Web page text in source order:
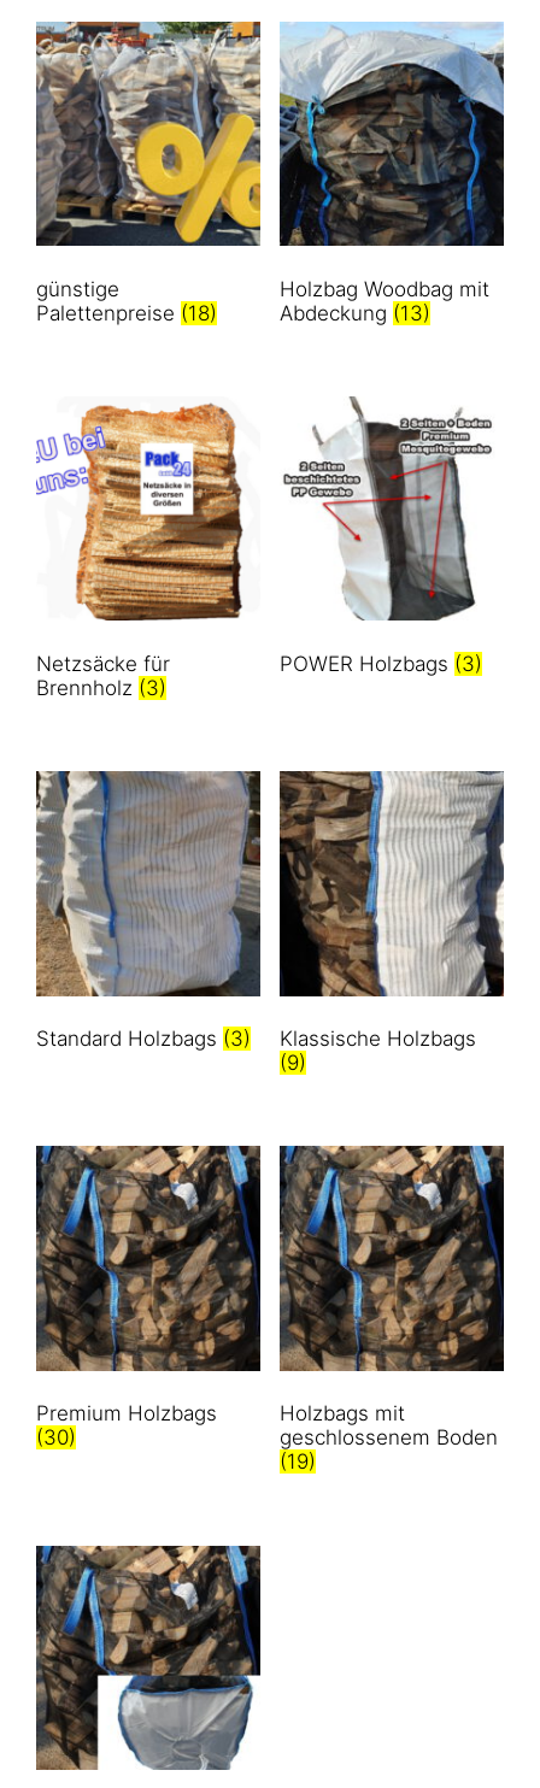
günstige
Palettenpreise (18)
Holzbag Woodbag mit
Abdeckung (13)
Netzsäcke für
Brennholz (3)
POWER Holzbags (3)
Standard Holzbags (3)
Klassische Holzbags
(9)
Premium Holzbags
(30)
Holzbags mit
geschlossenem Boden
(19)